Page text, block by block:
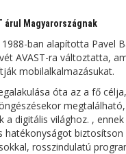
árul Magyarországnak
1988-ban alapította Pavel
AVAST-ra változtatta,
mobilalkalmazásukat.
óta az a fő
a digitális világhoz. ,
hatékonyságot
rosszindulatú